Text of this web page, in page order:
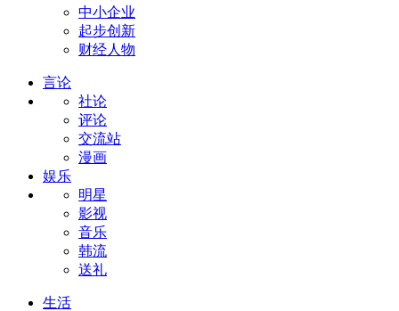
中小企业
起步创新
财经人物
言论
社论
评论
交流站
漫画
娱乐
明星
影视
音乐
韩流
送礼
生活